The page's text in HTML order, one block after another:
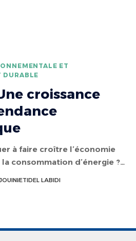
ET
DURABLE
croissance
à faire croître l’économie
consommation d’énergie ?…
ETIDEL LABIDI